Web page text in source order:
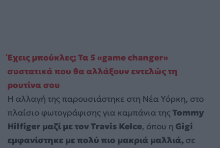
Έχεις μπούκλες; Τα 5 «game changer»
συστατικά που θα αλλάξουν εντελώς τη
ρουτίνα σου
Η αλλαγή της παρουσιάστηκε στη Νέα Υόρκη, στο
πλαίσιο φωτογράφισης για καμπάνια τηςTommy
Hilfiger μαζί με τον Travis Kelce, όπου η Gigi
εμφανίστηκε με πολύ πιο μακριά μαλλιά, σε